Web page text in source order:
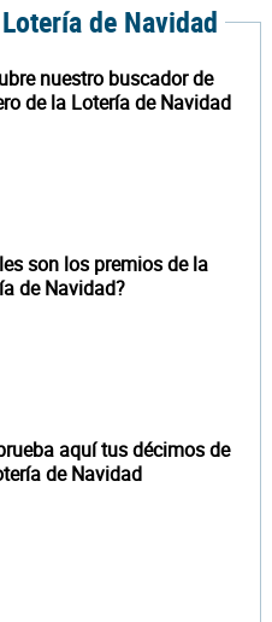
de Navidad
nuestro buscador de
de la Lotería de Navidad
son los premios de la
de Navidad?
aquí tus décimos de
de Navidad